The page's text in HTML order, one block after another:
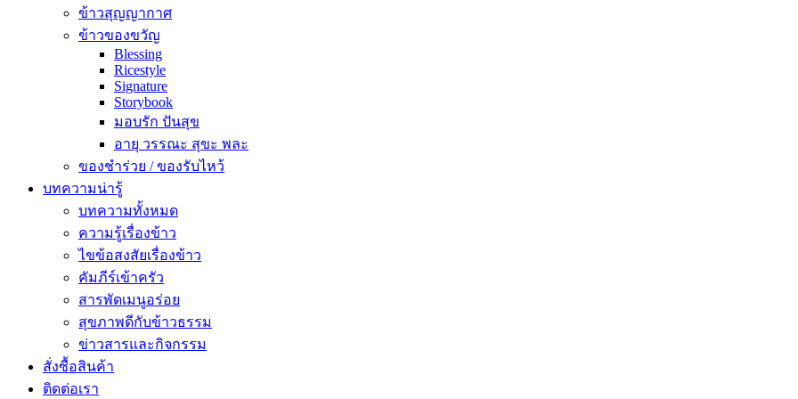
ข้าวสุญญากาศ
ข้าวของขวัญ
Blessing
Ricestyle
Signature
Storybook
มอบรัก ปันสุข
อายุ วรรณะ สุขะ พละ
ของชำร่วย / ของรับไหว้
บทความน่ารู้
บทความทั้งหมด
ความรู้เรื่องข้าว
ไขข้อสงสัยเรื่องข้าว
คัมภีร์เข้าครัว
สารพัดเมนูอร่อย
สุขภาพดีกับข้าวธรรม
ข่าวสารและกิจกรรม
สั่งซื้อสินค้า
ติดต่อเรา
We use cookies
We use cookies to improve your experience and performance on our website. You can manage your
Preferences".